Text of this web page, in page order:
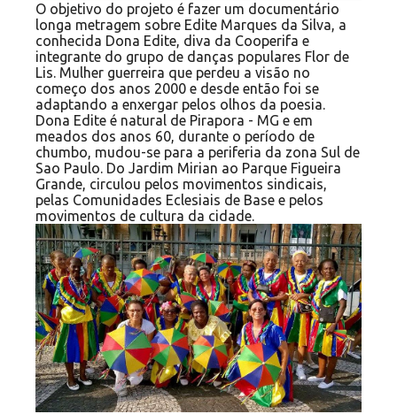
O objetivo do projeto é fazer um documentário
longa metragem sobre Edite Marques da Silva, a
conhecida Dona Edite, diva da Cooperifa e
integrante do grupo de danças populares Flor de
Lis. Mulher guerreira que perdeu a visão no
começo dos anos 2000 e desde então foi se
adaptando a enxergar pelos olhos da poesia.
Dona Edite é natural de Pirapora - MG e em
meados dos anos 60, durante o período de
chumbo, mudou-se para a periferia da zona Sul de
Sao Paulo. Do Jardim Mirian ao Parque Figueira
Grande, circulou pelos movimentos sindicais,
pelas Comunidades Eclesiais de Base e pelos
movimentos de cultura da cidade.